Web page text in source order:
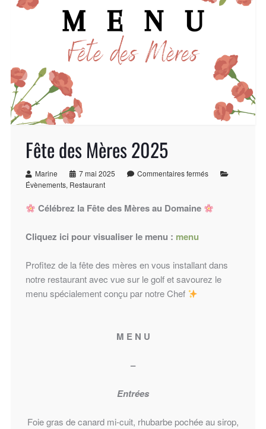
Fête des Mères 2025
Marine 7 mai 2025
Commentaires fermés
Évènements, Restaurant
Célébrez la Fête des Mères au Domaine
Cliquez ici pour visualiser le menu : menu
Profitez de la fête des mères en vous installant dans
notre restaurant avec vue sur le golf et savourez le
menu spécialement conçu par notre Chef
M E N U
–
Entrées
Foie gras de canard mi-cuit, rhubarbe pochée au sirop,